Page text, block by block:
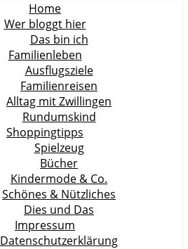
Home
Wer bloggt hier
Das bin ich
Familienleben
Ausflugsziele
Familienreisen
Alltag mit Zwillingen
Rundumskind
Shoppingtipps
Spielzeug
Bücher
Kindermode & Co.
Schönes & Nützliches
Dies und Das
Impressum
Datenschutzerklärung